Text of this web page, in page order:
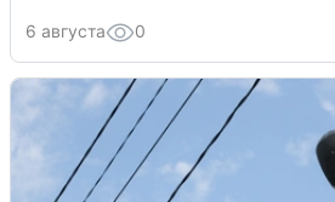
6 августа 0